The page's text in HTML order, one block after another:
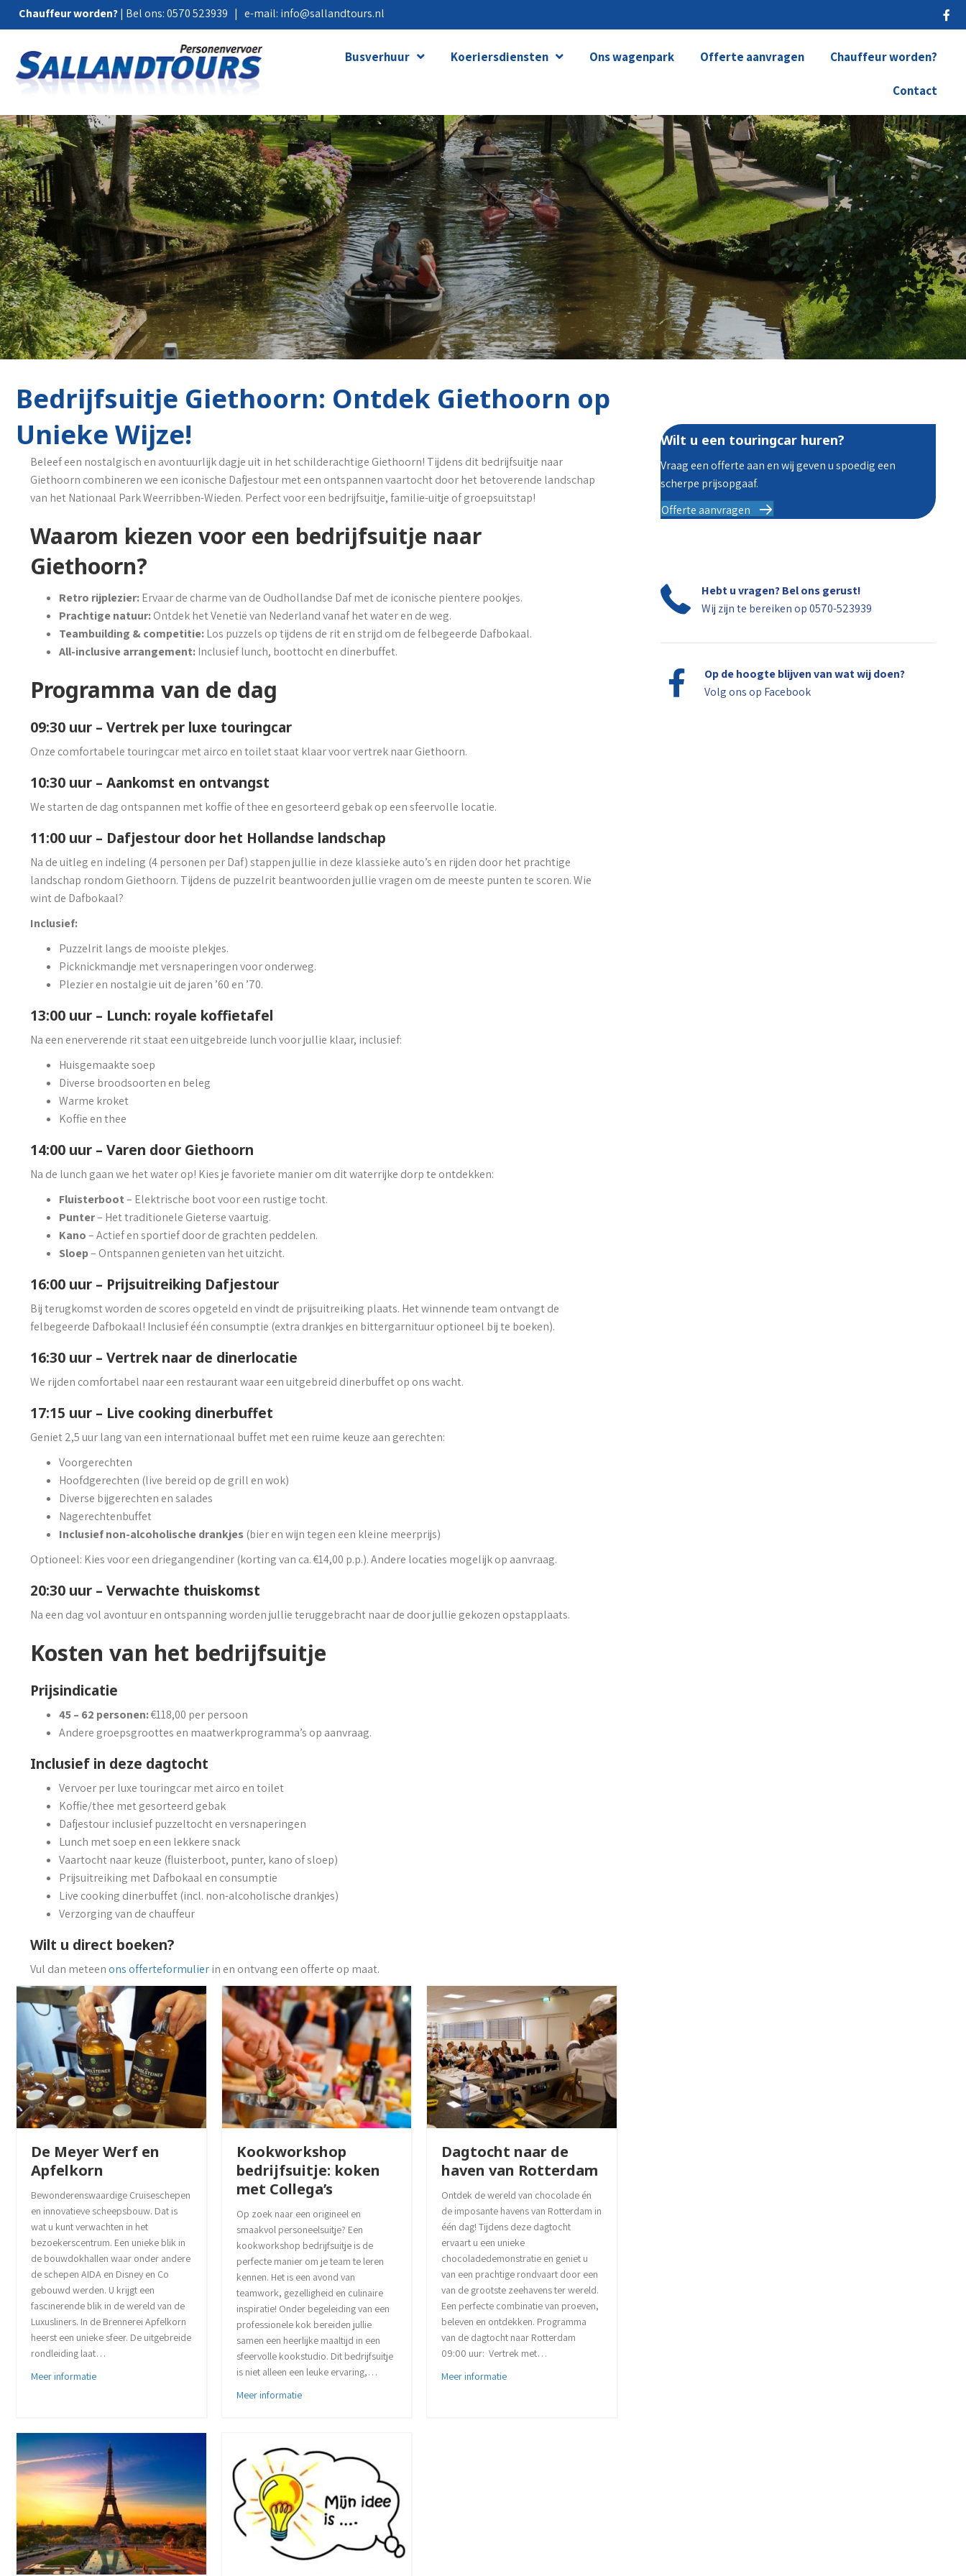
Chauffeur worden?| Bel ons:0570 523939 | e-mail: info@sallandtours.nl
Busverhuur Koeriersdiensten Ons wagenpark Offerte aanvragen Chauffeur worden?
Contact
Bedrijfsuitje Giethoorn: Ontdek Giethoorn op
Unieke Wijze!
Beleef een nostalgisch en avontuurlijk dagje uit in het schilderachtige Giethoorn! Tijdens dit bedrijfsuitje naar
Giethoorn combineren we een iconische Dafjestour met een ontspannen vaartocht door het betoverende landschap
van het Nationaal Park Weerribben-Wieden. Perfect voor een bedrijfsuitje, familie-uitje of groepsuitstap!
Waarom kiezen voor een bedrijfsuitje naar
Giethoorn?
Retro rijplezier:Ervaar de charme van de Oudhollandse Daf met de iconische pientere pookjes.
Prachtige natuur:Ontdek het Venetië van Nederland vanaf het water en de weg.
Teambuilding & competitie:Los puzzels op tijdens de rit en strijd om de felbegeerde Dafbokaal.
All-inclusive arrangement:Inclusief lunch, boottocht en dinerbuffet.
Programma van de dag
09:30 uur – Vertrek per luxe touringcar
Onze comfortabele touringcar met airco en toilet staat klaar voor vertrek naar Giethoorn.
10:30 uur – Aankomst en ontvangst
We starten de dag ontspannen met koffie of thee en gesorteerd gebak op een sfeervolle locatie.
11:00 uur – Dafjestour door het Hollandse landschap
Na de uitleg en indeling (4 personen per Daf) stappen jullie in deze klassieke auto’s en rijden door het prachtige
landschap rondom Giethoorn. Tijdens de puzzelrit beantwoorden jullie vragen om de meeste punten te scoren. Wie
wint de Dafbokaal?
Inclusief:
Puzzelrit langs de mooiste plekjes.
Picknickmandje met versnaperingen voor onderweg.
Plezier en nostalgie uit de jaren ’60 en ’70.
13:00 uur – Lunch: royale koffietafel
Na een enerverende rit staat een uitgebreide lunch voor jullie klaar, inclusief:
Huisgemaakte soep
Diverse broodsoorten en beleg
Warme kroket
Koffie en thee
14:00 uur – Varen door Giethoorn
Na de lunch gaan we het water op! Kies je favoriete manier om dit waterrijke dorp te ontdekken:
Fluisterboot– Elektrische boot voor een rustige tocht.
Punter– Het traditionele Gieterse vaartuig.
Kano– Actief en sportief door de grachten peddelen.
Sloep– Ontspannen genieten van het uitzicht.
16:00 uur – Prijsuitreiking Dafjestour
Bij terugkomst worden de scores opgeteld en vindt de prijsuitreiking plaats. Het winnende team ontvangt de
felbegeerde Dafbokaal! Inclusief één consumptie (extra drankjes en bittergarnituur optioneel bij te boeken).
16:30 uur – Vertrek naar de dinerlocatie
We rijden comfortabel naar een restaurant waar een uitgebreid dinerbuffet op ons wacht.
17:15 uur – Live cooking dinerbuffet
Geniet 2,5 uur lang van een internationaal buffet met een ruime keuze aan gerechten:
Voorgerechten
Hoofdgerechten (live bereid op de grill en wok)
Diverse bijgerechten en salades
Nagerechtenbuffet
Inclusief non-alcoholische drankjes (bier en wijn tegen een kleine meerprijs)
Optioneel: Kies voor een driegangendiner (korting van ca. €14,00 p.p.). Andere locaties mogelijk op aanvraag.
20:30 uur – Verwachte thuiskomst
Na een dag vol avontuur en ontspanning worden jullie teruggebracht naar de door jullie gekozen opstapplaats.
Kosten van het bedrijfsuitje
Prijsindicatie
45 – 62 personen:€118,00 per persoon
Andere groepsgroottes en maatwerkprogramma’s op aanvraag.
Inclusief in deze dagtocht
Vervoer per luxe touringcar met airco en toilet
Koffie/thee met gesorteerd gebak
Dafjestour inclusief puzzeltocht en versnaperingen
Lunch met soep en een lekkere snack
Vaartocht naar keuze (fluisterboot, punter, kano of sloep)
Prijsuitreiking met Dafbokaal en consumptie
Live cooking dinerbuffet (incl. non-alcoholische drankjes)
Verzorging van de chauffeur
Wilt u direct boeken?
Vul dan meteenons offerteformulierin en ontvang een offerte op maat.
De Meyer Werf en
Apfelkorn
Bewonderenswaardige Cruiseschepen
en innovatieve scheepsbouw. Dat is
wat u kunt verwachten in het
bezoekerscentrum. Een unieke blik in
de bouwdokhallen waar onder andere
de schepen AIDA en Disney en Co
gebouwd werden. U krijgt een
fascinerende blik in de wereld van de
Luxusliners. In de Brennerei Apfelkorn
heerst een unieke sfeer. De uitgebreide
rondleiding laat…
Meer informatieabout De Meyer Werf en Apfelkorn
Kookworkshop
bedrijfsuitje: koken
met Collega’s
Op zoek naar een origineel en
smaakvol personeelsuitje? Een
kookworkshop bedrijfsuitje is de
perfecte manier om je team te leren
kennen. Het is een avond van
teamwork, gezelligheid en culinaire
inspiratie! Onder begeleiding van een
professionele kok bereiden jullie
samen een heerlijke maaltijd in een
sfeervolle kookstudio. Dit bedrijfsuitje
is niet alleen een leuke ervaring,…
Meer informatieabout Kookworkshop bedrijfsuitje: koken met Collega’s
Dagtocht naar de
haven van Rotterdam
Ontdek de wereld van chocolade én
de imposante havens van Rotterdam in
één dag! Tijdens deze dagtocht
ervaart u een unieke
chocoladedemonstratie en geniet u
van een prachtige rondvaart door een
van de grootste zeehavens ter wereld.
Een perfecte combinatie van proeven,
beleven en ontdekken. Programma
van de dagtocht naar Rotterdam
09:00 uur: Vertrek met…
Meer informatieabout Dagtocht naar de haven van Rotterdam
Wilt u een touringcar huren?
Vraag een offerte aan en wij geven u spoedig een
scherpe prijsopgaaf.
Offerte aanvragen
Hebt u vragen? Bel ons gerust!
Wij zijn te bereiken op0570-523939
Op de hoogte blijven van wat wij doen?
Volg ons op Facebook